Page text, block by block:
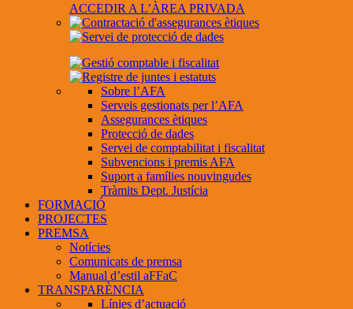
ACCEDIR A L’ÀREA PRIVADA
Sobre l’AFA
Serveis gestionats per l’AFA
Assegurances ètiques
Protecció de dades
Servei de comptabilitat i fiscalitat
Subvencions i premis AFA
Suport a famílies nouvingudes
Tràmits Dept. Justícia
FORMACIÓ
PROJECTES
PREMSA
Notícies
Comunicats de premsa
Manual d’estil aFFaC
TRANSPARÈNCIA
Línies d’actuació